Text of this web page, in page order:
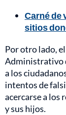
Carné de
sitios
Por otro lado,
Administrativo
a los
intentos de
acercarse a los
y sus hijos.